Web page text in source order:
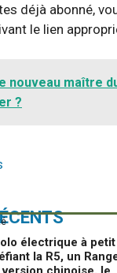
déjà abonné,
le lien
nouveau maître
?
électrique à petit
la R5, un